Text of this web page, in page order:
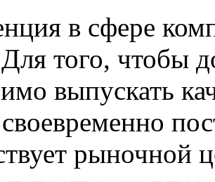
в сфере
того, чтобы
выпускать
рыночной